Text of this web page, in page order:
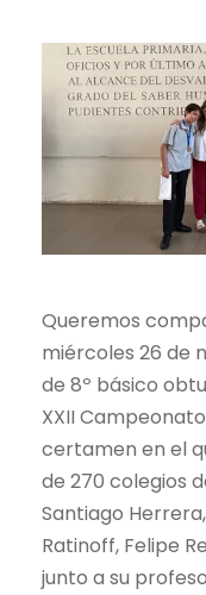
Queremos
miércoles 26 de
de 8º básico
XXII
certamen en el
de 270 colegios
Santiago
Ratinoff, Felipe
junto a su